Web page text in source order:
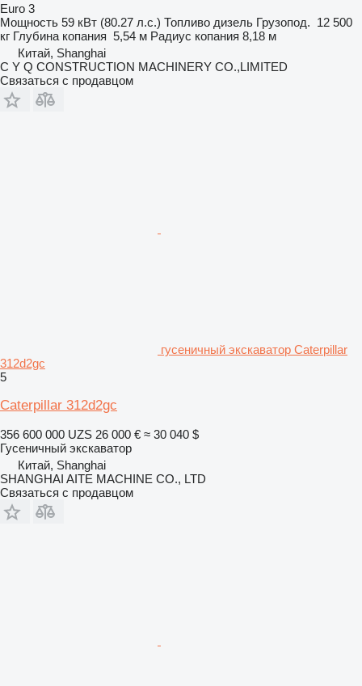
Euro 3
Мощность 59 кВт (80.27 л.с.) Топливо дизель Грузопод. 12 500
кг Глубина копания 5,54 м Радиус копания 8,18 м
Китай, Shanghai
C Y Q CONSTRUCTION MACHINERY CO.,LIMITED
Связаться с продавцом
гусеничный экскаватор Caterpillar
312d2gc
5
Caterpillar 312d2gc
356 600 000 UZS 26 000 € ≈ 30 040 $
Гусеничный экскаватор
Китай, Shanghai
SHANGHAI AITE MACHINE CO., LTD
Связаться с продавцом